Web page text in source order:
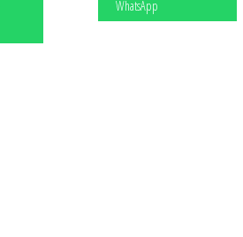
WhatsApp